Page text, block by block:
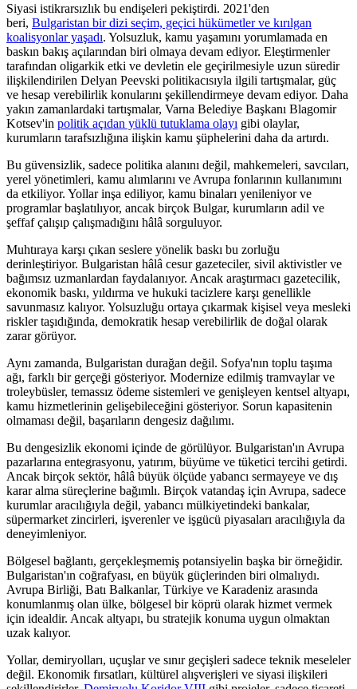
Siyasi istikrarsızlık bu endişeleri pekiştirdi. 2021'den
beri, Bulgaristan bir dizi seçim, geçici hükümetler ve kırılgan
koalisyonlar yaşadı. Yolsuzluk, kamu yaşamını yorumlamada en
baskın bakış açılarından biri olmaya devam ediyor. Eleştirmenler
tarafından oligarkik etki ve devletin ele geçirilmesiyle uzun süredir
ilişkilendirilen Delyan Peevski politikacısıyla ilgili tartışmalar, güç
ve hesap verebilirlik konularını şekillendirmeye devam ediyor. Daha
yakın zamanlardaki tartışmalar, Varna Belediye Başkanı Blagomir
Kotsev'in politik açıdan yüklü tutuklama olayı gibi olaylar,
kurumların tarafsızlığına ilişkin kamu şüphelerini daha da artırdı.
Bu güvensizlik, sadece politika alanını değil, mahkemeleri, savcıları,
yerel yönetimleri, kamu alımlarını ve Avrupa fonlarının kullanımını
da etkiliyor. Yollar inşa ediliyor, kamu binaları yenileniyor ve
programlar başlatılıyor, ancak birçok Bulgar, kurumların adil ve
şeffaf çalışıp çalışmadığını hâlâ sorguluyor.
Muhtıraya karşı çıkan seslere yönelik baskı bu zorluğu
derinleştiriyor. Bulgaristan hâlâ cesur gazeteciler, sivil aktivistler ve
bağımsız uzmanlardan faydalanıyor. Ancak araştırmacı gazetecilik,
ekonomik baskı, yıldırma ve hukuki tacizlere karşı genellikle
savunmasız kalıyor. Yolsuzluğu ortaya çıkarmak kişisel veya mesleki
riskler taşıdığında, demokratik hesap verebilirlik de doğal olarak
zarar görüyor.
Aynı zamanda, Bulgaristan durağan değil. Sofya'nın toplu taşıma
ağı, farklı bir gerçeği gösteriyor. Modernize edilmiş tramvaylar ve
troleybüsler, temassız ödeme sistemleri ve genişleyen kentsel altyapı,
kamu hizmetlerinin gelişebileceğini gösteriyor. Sorun kapasitenin
olmaması değil, başarıların dengesiz dağılımı.
Bu dengesizlik ekonomi içinde de görülüyor. Bulgaristan'ın Avrupa
pazarlarına entegrasyonu, yatırım, büyüme ve tüketici tercihi getirdi.
Ancak birçok sektör, hâlâ büyük ölçüde yabancı sermayeye ve dış
karar alma süreçlerine bağımlı. Birçok vatandaş için Avrupa, sadece
kurumlar aracılığıyla değil, yabancı mülkiyetindeki bankalar,
süpermarket zincirleri, işverenler ve işgücü piyasaları aracılığıyla da
deneyimleniyor.
Bölgesel bağlantı, gerçekleşmemiş potansiyelin başka bir örneğidir.
Bulgaristan'ın coğrafyası, en büyük güçlerinden biri olmalıydı.
Avrupa Birliği, Batı Balkanlar, Türkiye ve Karadeniz arasında
konumlanmış olan ülke, bölgesel bir köprü olarak hizmet vermek
için idealdir. Ancak altyapı, bu stratejik konuma uygun olmaktan
uzak kalıyor.
Yollar, demiryolları, uçuşlar ve sınır geçişleri sadece teknik meseleler
değil. Ekonomik fırsatları, kültürel alışverişleri ve siyasi ilişkileri